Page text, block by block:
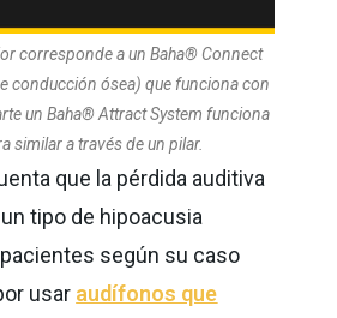
corresponde a un Baha® Connect
conducción ósea) que funciona con
un Baha® Attract System funciona
similar a través de un pilar.
que la pérdida auditiva
tipo de hipoacusia
según su caso
usar audífonos que